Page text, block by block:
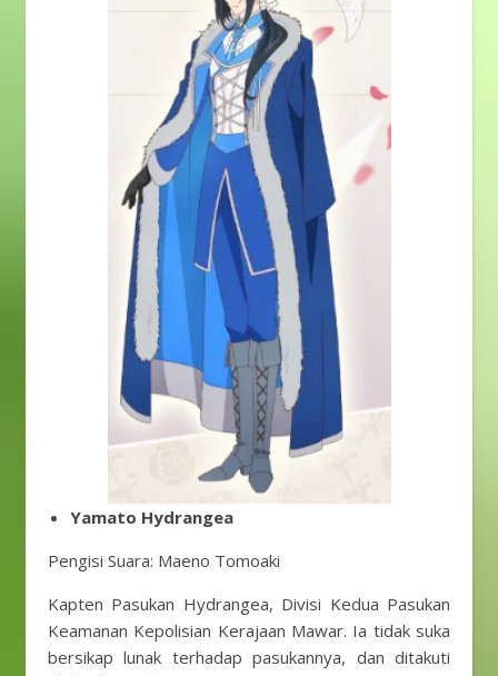
Yamato Hydrangea
Pengisi Suara: Maeno Tomoaki
Kapten Pasukan Hydrangea, Divisi Kedua Pasukan
Keamanan Kepolisian Kerajaan Mawar. Ia tidak suka
bersikap lunak terhadap pasukannya, dan ditakuti